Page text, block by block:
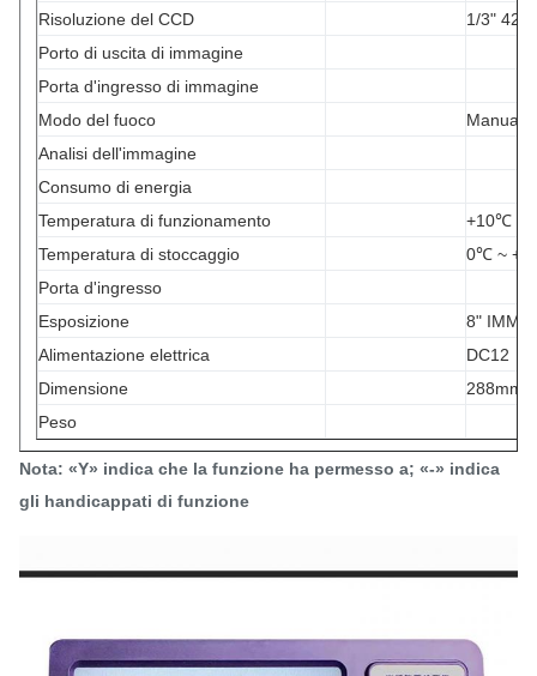
Risoluzione del CCD
1/3" 420
Porto di uscita di immagine
Porta d'ingresso di immagine
Modo del fuoco
Manuale
Analisi dell'immagine
Consumo di energia
Temperatura di funzionamento
+10℃ ~
Temperatura di stoccaggio
0℃ ~
Porta d'ingresso
Esposizione
8"
Alimentazione elettrica
DC12
Dimensione
Peso
Nota: «Y» indica che la funzione ha permesso a; «-» indica
gli handicappati di funzione